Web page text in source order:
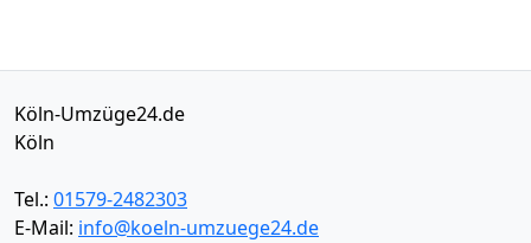
Köln-Umzüge24.de
Köln
Tel.: 01579-2482303
E-Mail: info@koeln-umzuege24.de